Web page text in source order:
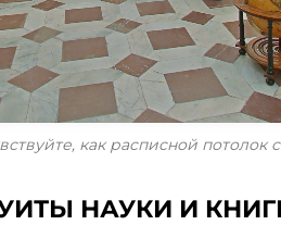
как расписной потолок
НАУКИ И